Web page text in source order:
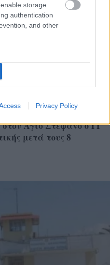
storage
authentication
and other
Privacy Policy
Άγιο Στέφανο ο ΓΓ
μετά τους 8